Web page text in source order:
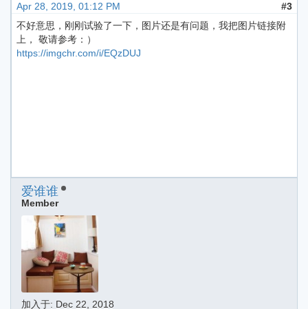
Apr 28, 2019, 01:12 PM
#3
不好意思，刚刚试验了一下，图片还是有问题，我把图片链接附
上， 敬请参考：）
https://imgchr.com/i/EQzDUJ
爱谁谁
Member
加入于: Dec 22, 2018